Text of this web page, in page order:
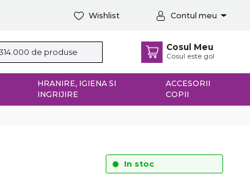
Wishlist Contul meu
Cosul Meu
Cosul este gol
HRANIRE, IGIENA SI
INGRIJIRE
ACCESORII
COPII
In stoc